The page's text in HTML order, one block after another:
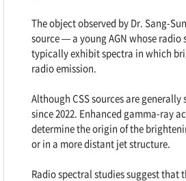
The object observed by Dr. Sang-
source — a young AGN whose
typically exhibit spectra in which
radio emission.
Although CSS sources are
since 2022. Enhanced gamma-ray
determine the origin of the
or in a more distant jet structure.
Radio spectral studies suggest that